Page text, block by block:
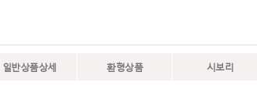
일반상품상세 환형상품
시보리